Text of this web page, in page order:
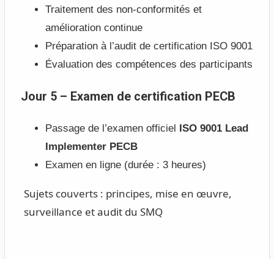
Traitement des non-conformités et
amélioration continue
Préparation à l’audit de certification ISO 9001
Évaluation des compétences des participants
Jour 5 – Examen de certification PECB
Passage de l’examen officiel ISO 9001 Lead
Implementer PECB
Examen en ligne (durée : 3 heures)
Sujets couverts : principes, mise en œuvre,
surveillance et audit du SMQ